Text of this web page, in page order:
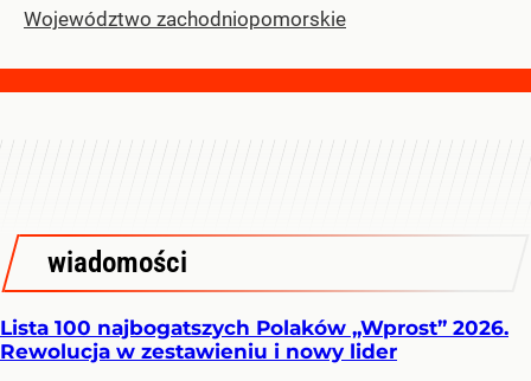
Województwo zachodniopomorskie
wiadomości
Lista 100 najbogatszych Polaków „Wprost” 2026.
Rewolucja w zestawieniu i nowy lider